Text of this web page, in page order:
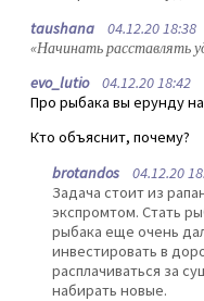
taushana 04.12.20 18:38
«Начинать расставлять
evo_lutio04.12.20 18:42
Про рыбака вы ерунду
Кто объяснит, почему?
brotandos 04.12.20
Задача стоит из
экспромтом. Стать
рыбака еще очень
инвестировать в
расплачиваться за
набирать новые.